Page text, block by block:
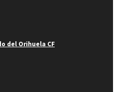
del Orihuela CF